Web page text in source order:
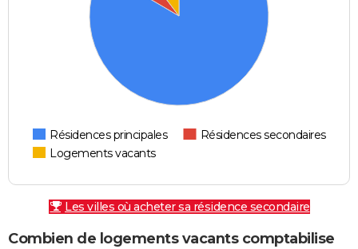
Résidences principales
Résidences secondaires
Logements vacants
Les villes où acheter sa résidence secondaire
Combien de logements vacants comptabilise